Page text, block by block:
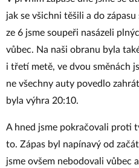
jak se všichni těšili a do
ze 6 jsme soupeři nasázeli
vůbec. Na naši obranu byla
i třetí metě, ve dvou směnách
ne všechny auty povedlo
byla výhra 20:10.
A hned jsme pokračovali proti
to. Zápas byl napínavý od
jsme ovšem nebodovali vůbec